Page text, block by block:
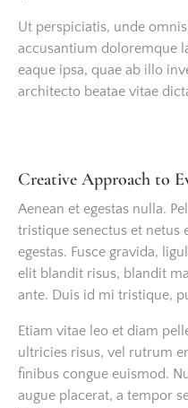
Ut perspiciatis, unde
accusantium doloremque
eaque ipsa, quae ab illo
architecto beatae vitae
Creative Approach to
Aenean et egestas nulla.
tristique senectus et netus
egestas. Fusce gravida,
elit blandit risus, blandit
ante. Duis id mi tristique,
Etiam vitae leo et diam
ultricies risus, vel rutrum
finibus congue euismod.
augue placerat, a tempor